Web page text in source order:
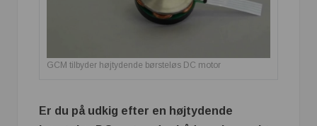
GCM tilbyder højtydende børsteløs DC motor
Er du på udkig efter en højtydende